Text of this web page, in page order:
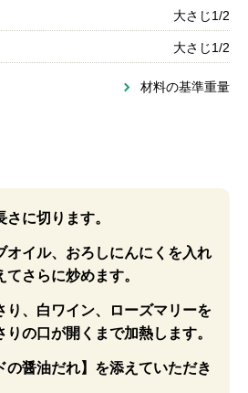
大さじ1/2
大さじ1/2
材料の基準重量
さに切ります。
オイル、おろしにんにくを入れ
さらに炒めます。
り、白ワイン、ローズマリーを
の口が開くまで加熱します。
の醤油だれ】を添えていただき